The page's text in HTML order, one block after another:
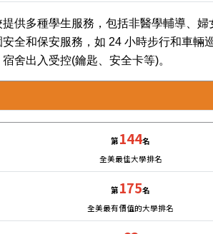
提供多種學生服務，包括非醫學輔導、
安全和保安服務，如 24 小時步行和車輛
舍出入受控(鑰匙、安全卡等)。
第 144名
全美最佳大學排名
第 175名
全美最有價值的大學排名